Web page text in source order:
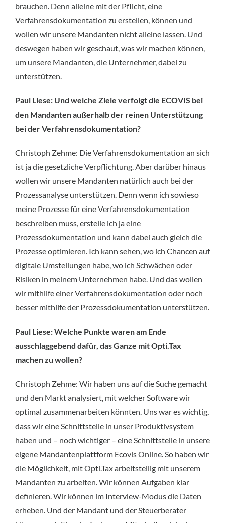
brauchen. Denn alleine mit der Pflicht, eine
Verfahrensdokumentation zu erstellen, können und
wollen wir unsere Mandanten nicht alleine lassen. Und
deswegen haben wir geschaut, was wir machen können,
um unsere Mandanten, die Unternehmer, dabei zu
unterstützen.
Paul Liese: Und welche Ziele verfolgt die ECOVIS bei
den Mandanten außerhalb der reinen Unterstützung
bei der Verfahrensdokumentation?
Christoph Zehme: Die Verfahrensdokumentation an sich
ist ja die gesetzliche Verpflichtung. Aber darüber hinaus
wollen wir unsere Mandanten natürlich auch bei der
Prozessanalyse unterstützen. Denn wenn ich sowieso
meine Prozesse für eine Verfahrensdokumentation
beschreiben muss, erstelle ich ja eine
Prozessdokumentation und kann dabei auch gleich die
Prozesse optimieren. Ich kann sehen, wo ich Chancen auf
digitale Umstellungen habe, wo ich Schwächen oder
Risiken in meinem Unternehmen habe. Und das wollen
wir mithilfe einer Verfahrensdokumentation oder noch
besser mithilfe der Prozessdokumentation unterstützen.
Paul Liese: Welche Punkte waren am Ende
ausschlaggebend dafür, das Ganze mit Opti.Tax
machen zu wollen?
Christoph Zehme: Wir haben uns auf die Suche gemacht
und den Markt analysiert, mit welcher Software wir
optimal zusammenarbeiten könnten. Uns war es wichtig,
dass wir eine Schnittstelle in unser Produktivsystem
haben und – noch wichtiger – eine Schnittstelle in unsere
eigene Mandantenplattform Ecovis Online. So haben wir
die Möglichkeit, mit Opti.Tax arbeitsteilig mit unserem
Mandanten zu arbeiten. Wir können Aufgaben klar
definieren. Wir können im Interview-Modus die Daten
erheben. Und der Mandant und der Steuerberater